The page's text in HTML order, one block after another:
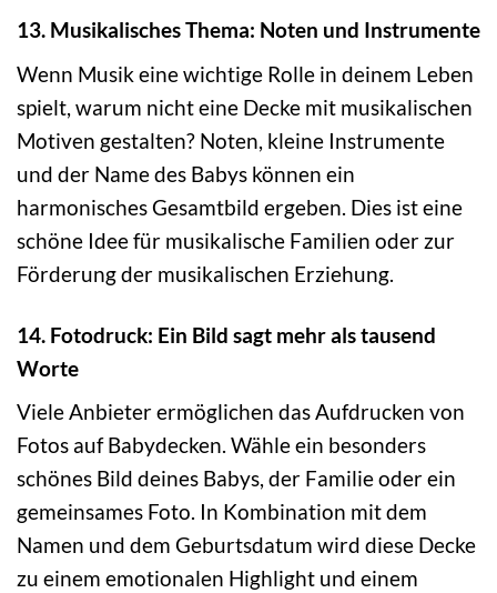
13. Musikalisches Thema: Noten und Instrumente
Wenn Musik eine wichtige Rolle in deinem Leben
spielt, warum nicht eine Decke mit musikalischen
Motiven gestalten? Noten, kleine Instrumente
und der Name des Babys können ein
harmonisches Gesamtbild ergeben. Dies ist eine
schöne Idee für musikalische Familien oder zur
Förderung der musikalischen Erziehung.
14. Fotodruck: Ein Bild sagt mehr als tausend
Worte
Viele Anbieter ermöglichen das Aufdrucken von
Fotos auf Babydecken. Wähle ein besonders
schönes Bild deines Babys, der Familie oder ein
gemeinsames Foto. In Kombination mit dem
Namen und dem Geburtsdatum wird diese Decke
zu einem emotionalen Highlight und einem